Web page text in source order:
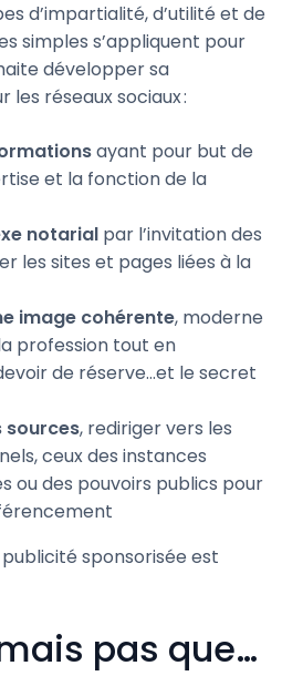
d’impartialité, d’utilité et de
simples s’appliquent pour
développer sa
réseaux sociaux :
ayant pour but de
et la fonction de la
notarial par l’invitation des
les sites et pages liées à la
image cohérente, moderne
profession tout en
de réserve…et le secret
sources, rediriger vers les
ceux des instances
ou des pouvoirs publics pour
sponsorisée est
pas que…